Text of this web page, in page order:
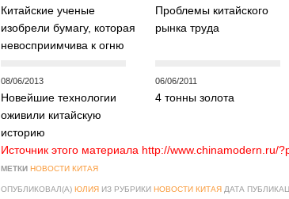
Китайские ученые
изобрели бумагу, которая
невосприимчива к огню
Проблемы китайского
рынка труда
08/06/2013
Новейшие технологии
оживили китайскую
историю
06/06/2011
4 тонны золота
Источник этого материала http://www.chinamodern.ru/
МЕТКИ НОВОСТИ КИТАЯ
ОПУБЛИКОВАЛ(А) ЮЛИЯ ИЗ РУБРИКИ НОВОСТИ КИТАЯ ДАТА